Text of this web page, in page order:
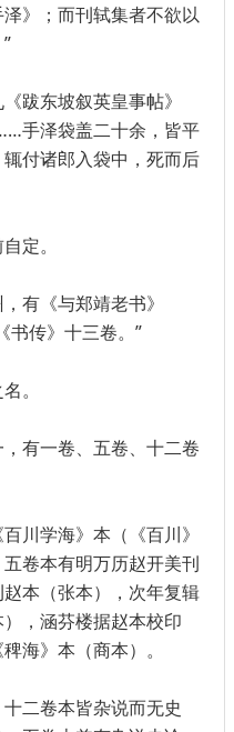
》；而刊轼集者不欲以
跋东坡叙英皇事帖》
手泽袋盖二十余，皆平
付诸郎入袋中，死而后
定。
有《与郑靖老书》
书传》十三卷。”
。
有一卷、五卷、十二卷
川学海》本（《百川》
卷本有明万历赵开美刊
本（张本），次年复辑
，涵芬楼据赵本校印
海》本（商本）。
二卷本皆杂说而无史